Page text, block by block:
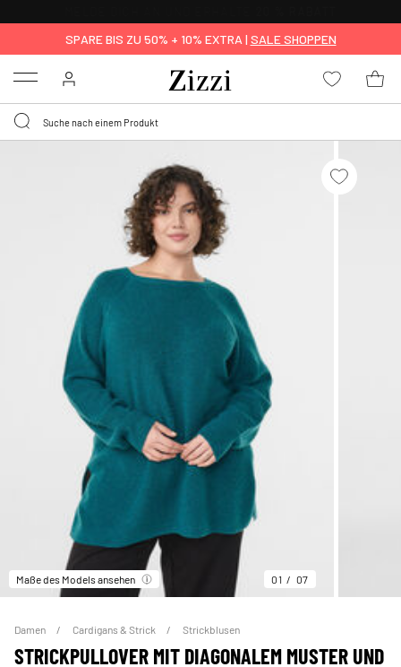
SPARE BIS ZU 50% + 10% EXTRA | SALE SHOPPEN
Menu
Maße des Models ansehen 01 07
Damen Cardigans & Strick Strickblusen
STRICKPULLOVER MIT DIAGONALEM MUSTER UND